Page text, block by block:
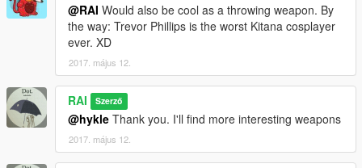
@RAI Would also be cool as a throwing weapon. By
the way: Trevor Phillips is the worst Kitana cosplayer
ever. XD
2017. május 12.
RAI Szerző
@hykle Thank you. I'll find more interesting weapons
2017. május 12.